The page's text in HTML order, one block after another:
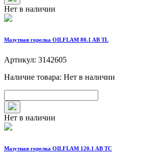
Нет в наличии
Мазутная горелка OILFLAM 80.1 AB TL
Артикул: 3142605
Наличие товара: Нет в наличии
Нет в наличии
Мазутная горелка OILFLAM 120.1 AB TC